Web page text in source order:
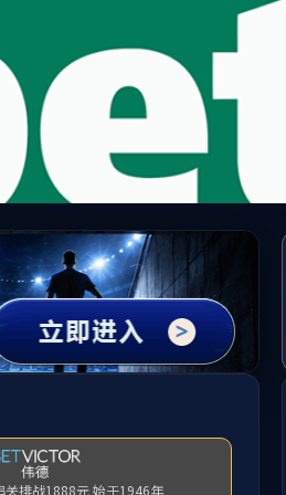
官方网站-West Ham
下载附件